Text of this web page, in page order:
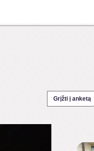
Grįžti į anketą